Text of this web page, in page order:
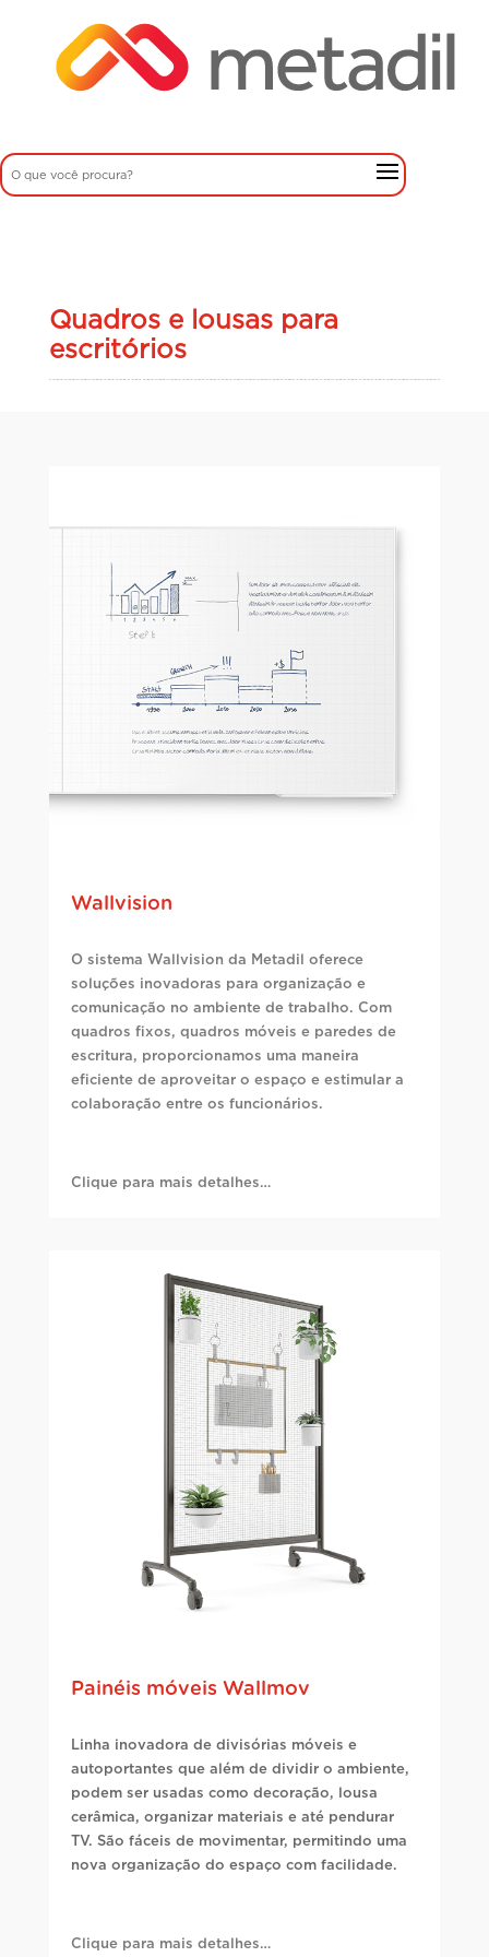
Quadros e lousas para
escritórios
Wallvision
O sistema Wallvision da Metadil oferece
soluções inovadoras para organização e
comunicação no ambiente de trabalho. Com
quadros fixos, quadros móveis e paredes de
escritura, proporcionamos uma maneira
eficiente de aproveitar o espaço e estimular a
colaboração entre os funcionários.
Clique para mais detalhes…
Painéis móveis Wallmov
Linha inovadora de divisórias móveis e
autoportantes que além de dividir o ambiente,
podem ser usadas como decoração, lousa
cerâmica, organizar materiais e até pendurar
TV. São fáceis de movimentar, permitindo uma
nova organização do espaço com facilidade.
Clique para mais detalhes…